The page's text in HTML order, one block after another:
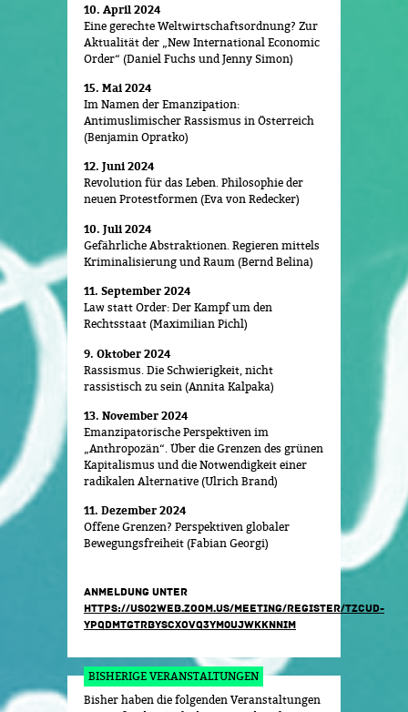
10. April 2024
Eine gerechte Weltwirtschaftsordnung? Zur
Aktualität der „New International Economic
Order“ (Daniel Fuchs und Jenny Simon)
15. Mai 2024
Im Namen der Emanzipation:
Antimuslimischer Rassismus in Österreich
(Benjamin Opratko)
12. Juni 2024
Revolution für das Leben. Philosophie der
neuen Protestformen (Eva von Redecker)
10. Juli 2024
Gefährliche Abstraktionen. Regieren mittels
Kriminalisierung und Raum (Bernd Belina)
11. September 2024
Law statt Order: Der Kampf um den
Rechtsstaat (Maximilian Pichl)
9. Oktober 2024
Rassismus. Die Schwierigkeit, nicht
rassistisch zu sein (Annita Kalpaka)
13. November 2024
Emanzipatorische Perspektiven im
„Anthropozän“. Über die Grenzen des grünen
Kapitalismus und die Notwendigkeit einer
radikalen Alternative (Ulrich Brand)
11. Dezember 2024
Offene Grenzen? Perspektiven globaler
Bewegungsfreiheit (Fabian Georgi)
ANMELDUNG UNTER
HTTPS://US02WEB.ZOOM.US/MEETING/REGISTER/TZCUD-
YPQDMTGTRBYSCXOVQ3YM0UJWKKNNIM
BISHERIGE VERANSTALTUNGEN
Bisher haben die folgenden Veranstaltungen